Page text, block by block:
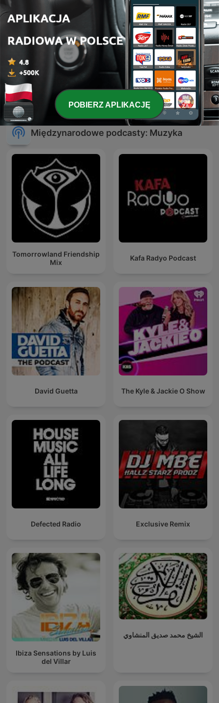
Trance Planet ATB Music
Międzynarodowe podcasty: Muzyka
Tomorrowland Friendship
Mix
Kafa Radyo Podcast
David Guetta The Kyle & Jackie O Show
Defected Radio Exclusive Remix
Ibiza Sensations by Luis
del Villar
الشيخ محمد صديق المنشاوي
POBIERZ APLIKACJĘ